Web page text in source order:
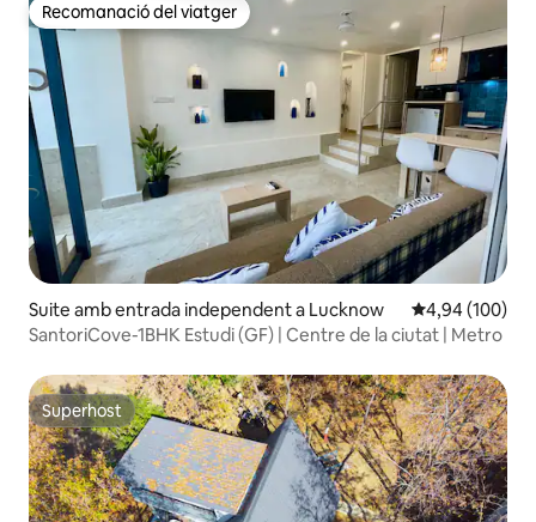
Recomanació del viatger
Recomanació del viatger
Suite amb entrada independent a Lucknow 4,94 de
4,94 (100)
SantoriCove-1BHK Estudi (GF) | Centre de la ciutat | Metro
Superhost
Superhost